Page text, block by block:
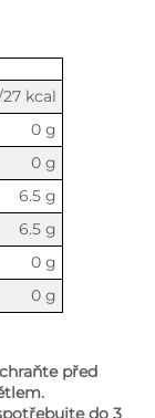
27 kcal
0 g
0 g
6.5 g
6.5 g
0 g
0 g
před
do 3